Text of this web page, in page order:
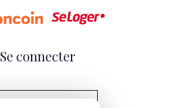
Se connecter